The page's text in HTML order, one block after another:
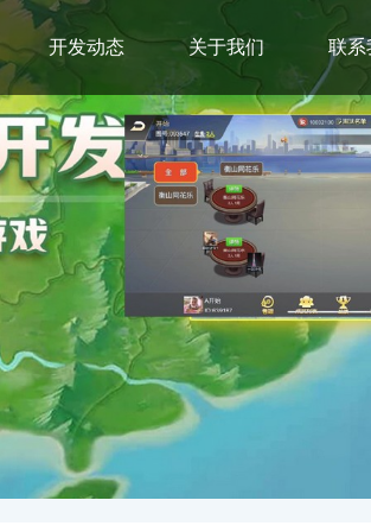
开发动态 关于我们 联系